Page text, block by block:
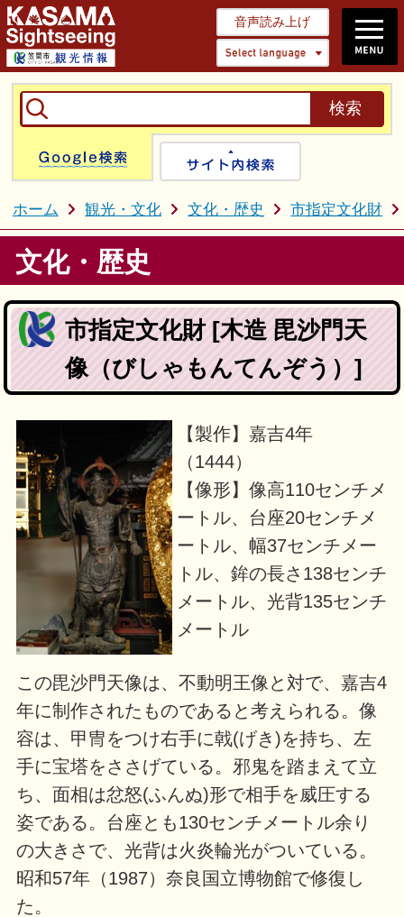
音声読み上げ
Select
Google検索
ホーム 観光・文化 文化・歴史 市指定文化財
文化・歴史
市指定文化財 [木造 毘沙門天
像（びしゃもんてんぞう）]
【製作】嘉吉4年
（1444）
【像形】像高110センチメ
ートル、台座20センチメ
ートル、幅37センチメー
トル、鉾の長さ138センチ
メートル、光背135センチ
メートル
この毘沙門天像は、不動明王像と対で、嘉吉4
年に制作されたものであると考えられる。像
容は、甲冑をつけ右手に戟(げき)を持ち、左
手に宝塔をささげている。邪鬼を踏まえて立
ち、面相は忿怒(ふんぬ)形で相手を威圧する
姿である。台座とも130センチメートル余り
の大きさで、光背は火炎輪光がついている。
昭和57年（1987）奈良国立博物館で修復し
た。